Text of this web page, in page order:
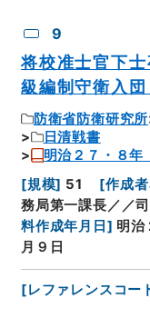
9
将校准士官下
級編制守衛入団
防衛省防衛研究所
日清戦書
明治２７・８
[規模] 51 [作成
務局第一課長／／
料作成年月日 ] 明治
月９日
[レファレンスコー